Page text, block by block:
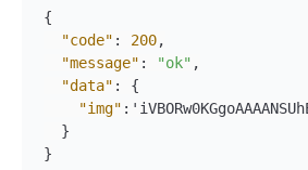
{
"code" : 200,
"message" : "ok" ,
"data" :
{
"img" :
}
}